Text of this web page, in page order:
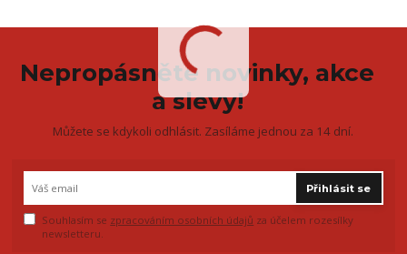
Nepropásněte novinky, akce
a slevy!
Můžete se kdykoli odhlásit. Zasíláme jednou za 14 dní.
Přihlásit se
Souhlasím se zpracováním osobních údajů za účelem rozesílky
newsletteru.